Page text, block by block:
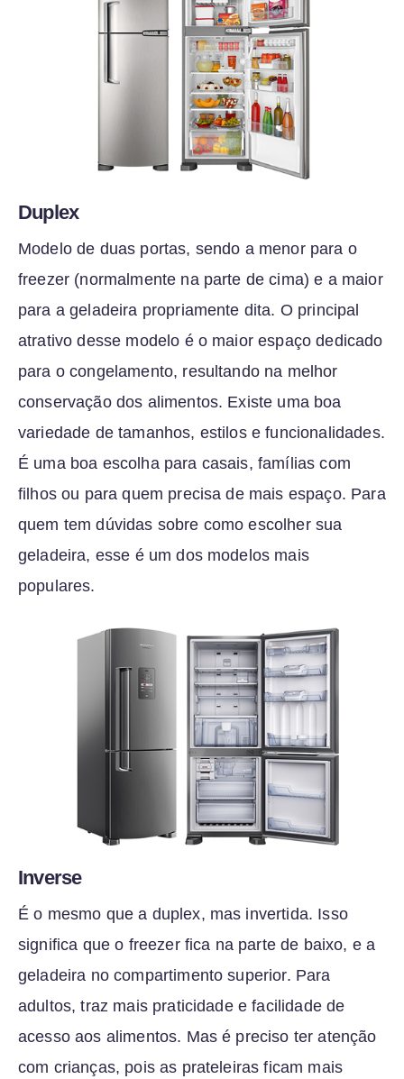
Duplex
Modelo de duas portas, sendo a menor para o
freezer (normalmente na parte de cima) e a maior
para a geladeira propriamente dita. O principal
atrativo desse modelo é o maior espaço dedicado
para o congelamento, resultando na melhor
conservação dos alimentos. Existe uma boa
variedade de tamanhos, estilos e funcionalidades.
É uma boa escolha para casais, famílias com
filhos ou para quem precisa de mais espaço. Para
quem tem dúvidas sobre como escolher sua
geladeira, esse é um dos modelos mais
populares.
Inverse
É o mesmo que a duplex, mas invertida. Isso
significa que o freezer fica na parte de baixo, e a
geladeira no compartimento superior. Para
adultos, traz mais praticidade e facilidade de
acesso aos alimentos. Mas é preciso ter atenção
com crianças, pois as prateleiras ficam mais